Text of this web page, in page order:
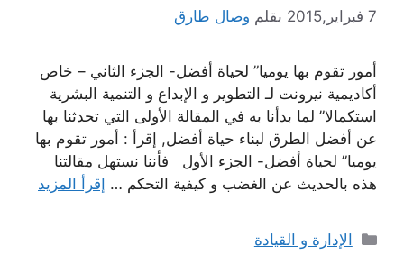
7 فبراير,2015 بقلم وصال طارق
أمور تقوم بها يوميا” لحياة أفضل- الجزء الثاني – خاص
أكاديمية نيرونت لـ التطوير و الإبداع و التنمية البشرية
استكمالا” لما بدأنا به في المقالة الأولى التي تحدثنا بها
عن أفضل الطرق لبناء حياة أفضل, إقرأ : أمور تقوم بها
يوميا” لحياة أفضل- الجزء الأول فأننا نستهل مقالتنا
هذه بالحديث عن الغضب و كيفية التحكم … إقرأ المزيد
التصنيفات
الإدارة و القيادة